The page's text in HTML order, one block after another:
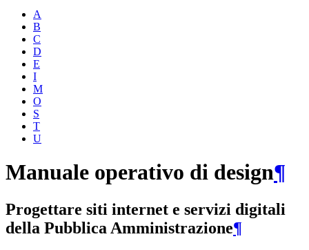
A
B
C
D
E
I
M
O
S
T
U
Manuale operativo di design¶
Progettare siti internet e servizi digitali
della Pubblica Amministrazione¶